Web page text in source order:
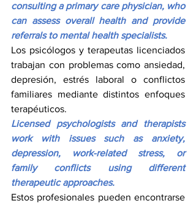
consulting a primary care physician, who
can assess overall health and provide
referrals to mental health specialists.
Los psicólogos y terapeutas licenciados
trabajan con problemas como ansiedad,
depresión, estrés laboral o conflictos
familiares mediante distintos enfoques
terapéuticos.
Licensed psychologists and therapists
work with issues such as anxiety,
depression, work-related stress, or
family conflicts using different
therapeutic approaches.
Estos profesionales pueden encontrarse